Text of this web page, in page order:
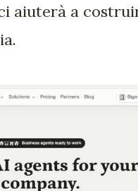
aiuterà a